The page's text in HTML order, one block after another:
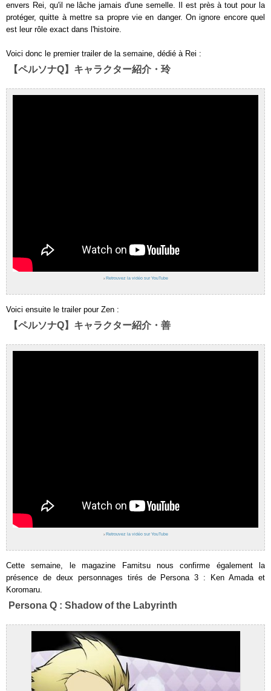
envers Rei, qu'il ne lâche jamais d'une semelle. Il est près à tout pour la
protéger, quitte à mettre sa propre vie en danger. On ignore encore quel
est leur rôle exact dans l'histoire.
Voici donc le premier trailer de la semaine, dédié à Rei :
【ペルソナQ】キャラクター紹介・玲
› Retrouvez la vidéo sur YouTube
Voici ensuite le trailer pour Zen :
【ペルソナQ】キャラクター紹介・善
› Retrouvez la vidéo sur YouTube
Cette semaine, le magazine Famitsu nous confirme également la
présence de deux personnages tirés de Persona 3 : Ken Amada et
Koromaru.
Persona Q : Shadow of the Labyrinth